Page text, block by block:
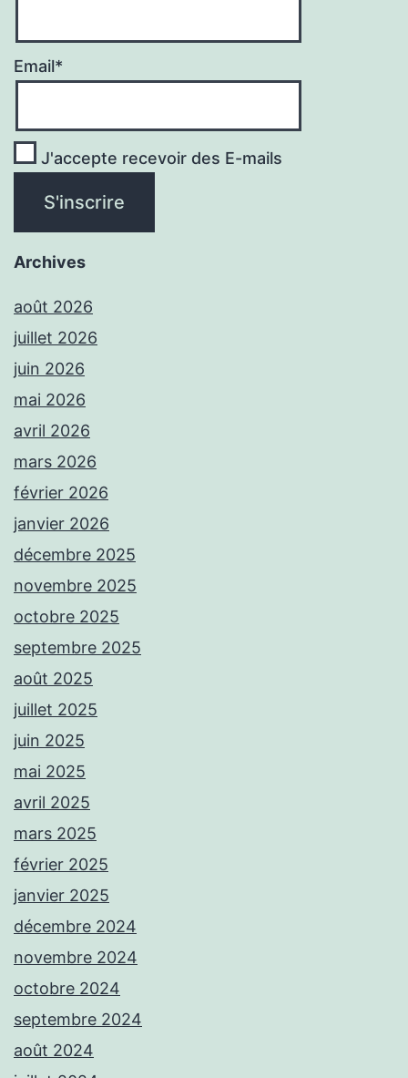
Email*
J'accepte recevoir des E-mails
Archives
août 2026
juillet 2026
juin 2026
mai 2026
avril 2026
mars 2026
février 2026
janvier 2026
décembre 2025
novembre 2025
octobre 2025
septembre 2025
août 2025
juillet 2025
juin 2025
mai 2025
avril 2025
mars 2025
février 2025
janvier 2025
décembre 2024
novembre 2024
octobre 2024
septembre 2024
août 2024